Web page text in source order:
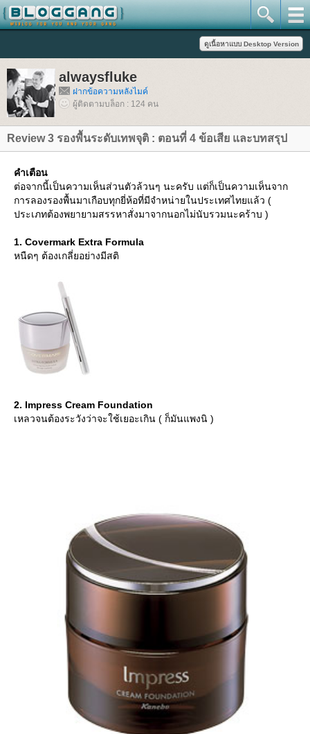
alwaysfluke
ฝากข้อความหลังไมค์
ผู้ติดตามบล็อก : 124 คน
Review 3 รองพื้นระดับเทพจุติ : ตอนที่ 4 ข้อเสีย และบทสรุป
คำเตือน
ต่อจากนี้เป็นความเห็นส่วนตัวล้วนๆ นะครับ แต่ก็เป็นความเห็นจาก
การลองรองพื้นมาเกือบทุกยี่ห้อที่มีจำหน่ายในประเทศไทยแล้ว (
ประเภทต้องพยายามสรรหาสั่งมาจากนอกไม่นับรวมนะคร้าบ )
1. Covermark Extra Formula
หนืดๆ ต้องเกลี่ยอย่างมีสติ
2. Impress Cream Foundation
เหลวจนต้องระวังว่าจะใช้เยอะเกิน ( ก็มันแพงนิ )